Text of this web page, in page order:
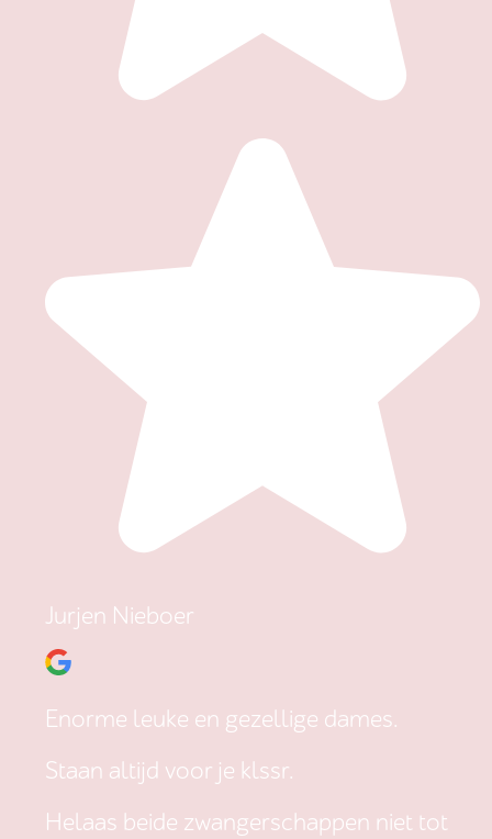
Jurjen Nieboer
Enorme leuke en gezellige dames.
Staan altijd voor je klssr.
Helaas beide zwangerschappen niet tot